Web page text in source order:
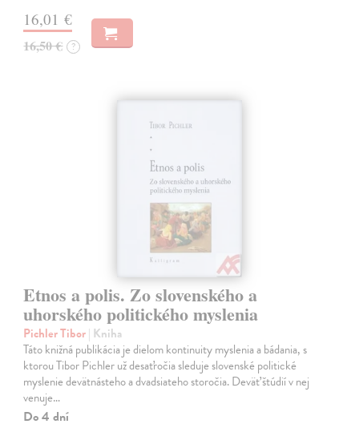
16,01 €
16,50 € ?
Etnos a polis. Zo slovenského a
uhorského politického myslenia
Pichler Tibor| Kniha
Táto knižná publikácia je dielom kontinuity myslenia a bádania, s
ktorou Tibor Pichler už desaťročia sleduje slovenské politické
myslenie devätnásteho a dvadsiateho storočia. Deväť štúdií v nej
venuje…
Do 4 dní